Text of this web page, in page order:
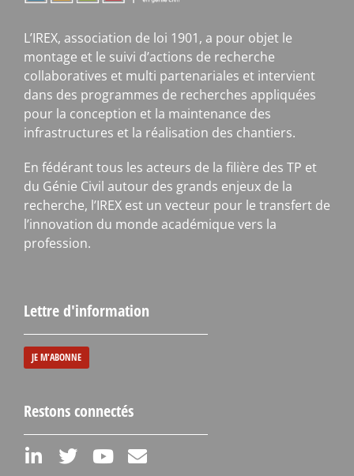
L’IREX, association de loi 1901, a pour objet le
montage et le suivi d’actions de recherche
collaboratives et multi partenariales et intervient
dans des programmes de recherches appliquées
pour la conception et la maintenance des
infrastructures et la réalisation des chantiers.
En fédérant tous les acteurs de la filière des TP et
du Génie Civil autour des grands enjeux de la
recherche, l’IREX est un vecteur pour le transfert de
l’innovation du monde académique vers la
profession.
Lettre d'information
JE M'ABONNE
Restons connectés